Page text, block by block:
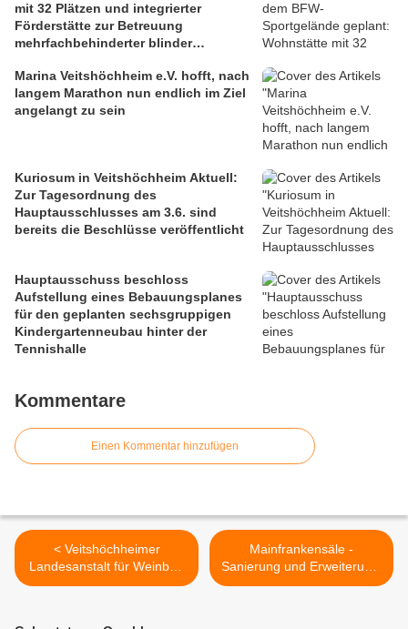
mit 32 Plätzen und integrierter
Förderstätte zur Betreuung
mehrfachbehinderter blinder
Eigentumswohnungen - Ein soziales
Leuchtturmprojekt
Marina Veitshöchheim e.V. hofft, nach
langem Marathon nun endlich im Ziel
angelangt zu sein
Kuriosum in Veitshöchheim Aktuell:
Zur Tagesordnung des
Hauptausschlusses am 3.6. sind
bereits die Beschlüsse veröffentlicht
Hauptausschuss beschloss
Aufstellung eines Bebauungsplanes
für den geplanten sechsgruppigen
Kindergartenneubau hinter der
Tennishalle
Kommentare
Einen Kommentar hinzufügen
< Veitshöchheimer
Landesanstalt für Weinbau
und Gartenbau pflanzt
Mainfrankensäle -
Sanierung und Erweiterung:
Grünenantrag abgelehnt >